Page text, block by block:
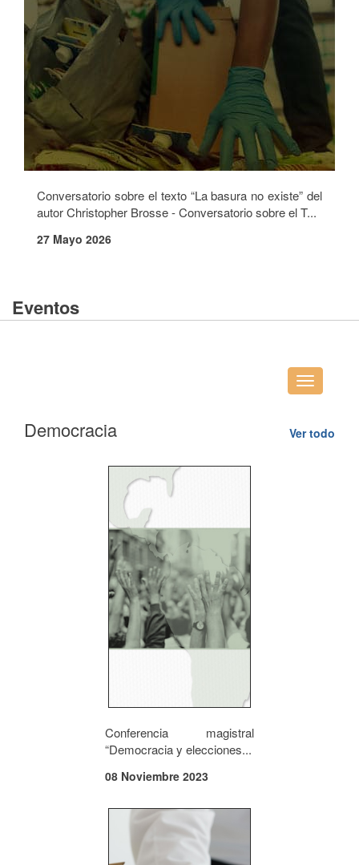
Conversatorio sobre el texto “La basura no existe” del
autor Christopher Brosse - Conversatorio sobre el T...
27 Mayo 2026
Eventos
Desplegar
Democracia Ver todo
Conferencia magistral
“Democracia y elecciones...
08 Noviembre 2023